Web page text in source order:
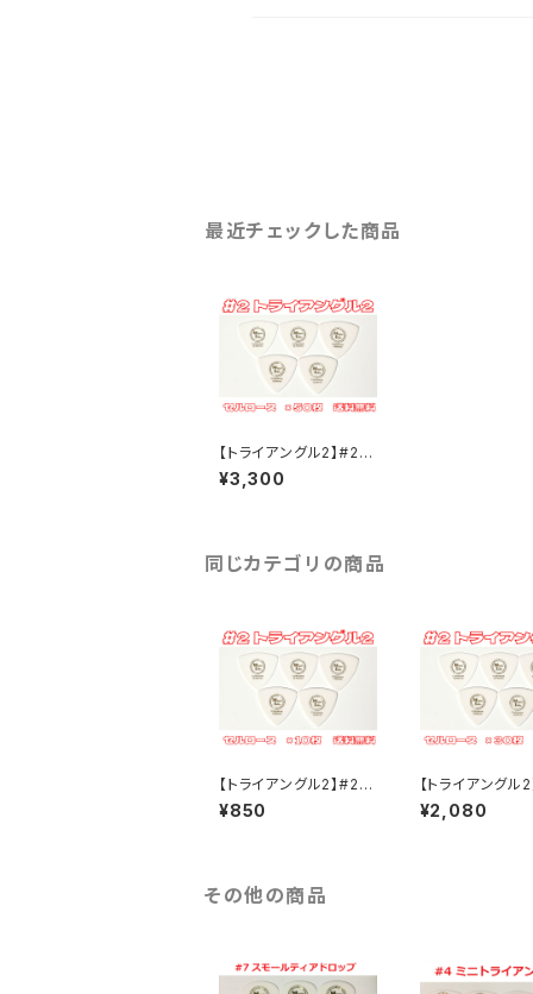
最近チェックした商品
【トライアングル2】#2
セルロース ×50枚 ML
ピック【送料込み】
¥3,300
同じカテゴリの商品
【トライアングル2】#2
セルロース ×10枚 ML
ピック【送料込み】
¥850
【トライアングル
セルロース ×30
ピック【送料込み
¥2,080
その他の商品